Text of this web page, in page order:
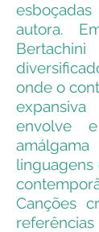
autora.
onde o
envolve
linguagens
Canções